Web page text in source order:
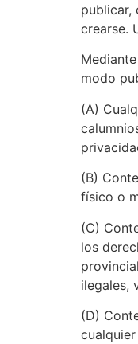
publicar,
crearse.
modo
(A)
(B)
físico o
(C)
los
ilegales,
(D)